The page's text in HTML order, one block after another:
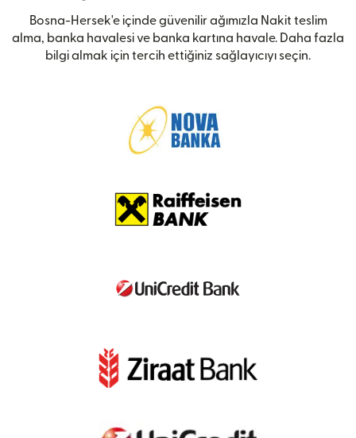
Bosna-Hersek'e içinde güvenilir ağımızla Nakit teslim
alma, banka havalesi ve banka kartına havale. Daha fazla
bilgi almak için tercih ettiğiniz sağlayıcıyı seçin.